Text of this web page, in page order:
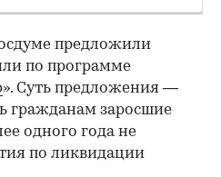
предложили
по программе
». Суть предложения —
гражданам заросшие
одного года не
по ликвидации